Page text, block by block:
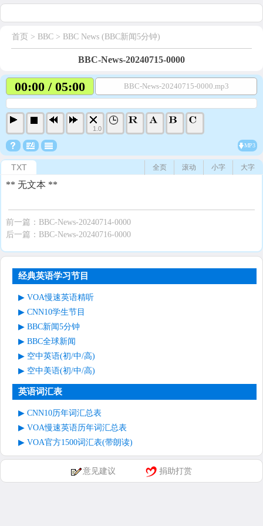
首页 > BBC > BBC News (BBC新闻5分钟)
BBC-News-20240715-0000
00:00 / 05:00 BBC-News-20240715-0000.mp3
1.0
MP3
TXT 大字
小字
滚动
全页
** 无文本 **
前一篇： BBC-News-20240714-0000
后一篇： BBC-News-20240716-0000
经典英语学习节目
VOA慢速英语精听
CNN10学生节目
BBC新闻5分钟
BBC全球新闻
空中英语(初/中/高)
空中美语(初/中/高)
英语词汇表
CNN10历年词汇总表
VOA慢速英语历年词汇总表
VOA官方1500词汇表(带朗读)
意见建议 捐助打赏